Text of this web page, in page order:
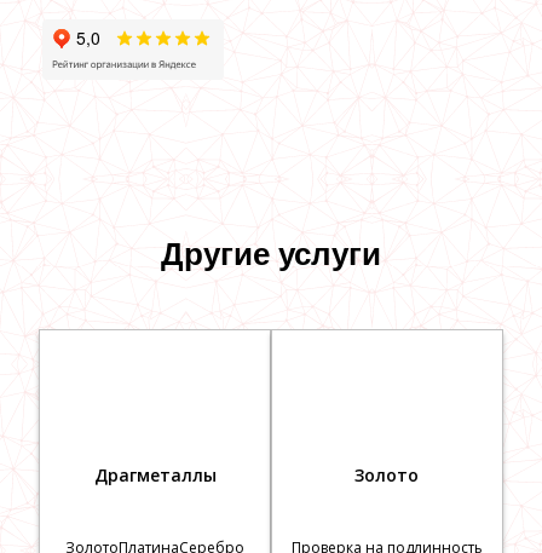
Другие услуги
Драгметаллы
ЗолотоПлатинаСеребро
Золото
Проверка на подлинность